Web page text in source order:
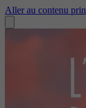
Aller au contenu